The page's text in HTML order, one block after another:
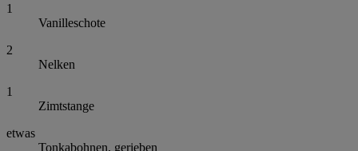
1
Vanilleschote
2
Nelken
1
Zimtstange
etwas
Tonkabohnen, gerieben